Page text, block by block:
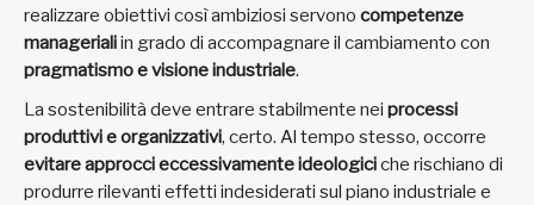
realizzare obiettivi così ambiziosi servono competenze
managerialiin grado di accompagnare il cambiamento con
pragmatismo e visione industriale.
La sostenibilità deve entrare stabilmente nei processi
produttivi e organizzativi, certo. Al tempo stesso, occorre
evitare approcci eccessivamente ideologiciche rischiano di
produrre rilevanti effetti indesiderati sul piano industriale e